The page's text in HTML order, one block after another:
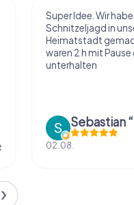
Super Idee. Wir
Schnitzeljagd in
Heimatstadt
waren 2 h mit
unterhalten
02.08.